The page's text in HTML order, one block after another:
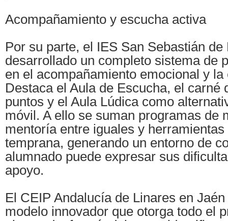
Acompañamiento y escucha activa
Por su parte, el IES San Sebastián de
desarrollado un completo sistema de
en el acompañamiento emocional y
Destaca el Aula de Escucha, el carné
puntos y el Aula Lúdica como
móvil. A ello se suman programas de
mentoría entre iguales y
temprana, generando un entorno de
alumnado puede expresar sus
apoyo.
El CEIP Andalucía de Linares en
modelo innovador que otorga todo el